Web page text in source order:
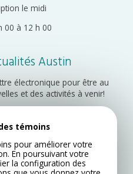
le midi
00 à 12 h 00
Austin
électronique pour être au
et des activités à venir!
témoins
pour améliorer votre
En poursuivant votre
la configuration des